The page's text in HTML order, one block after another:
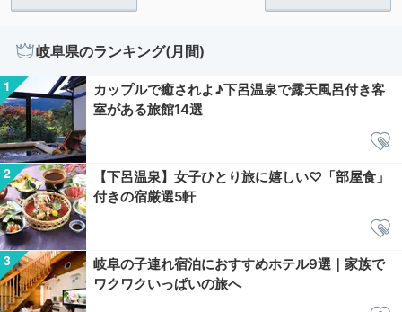
岐阜県のランキング(月間)
カップルで癒されよ♪下呂温泉で露天風呂付き客
室がある旅館14選
【下呂温泉】女子ひとり旅に嬉しい♡「部屋食」
付きの宿厳選5軒
岐阜の子連れ宿泊におすすめホテル9選｜家族で
ワクワクいっぱいの旅へ